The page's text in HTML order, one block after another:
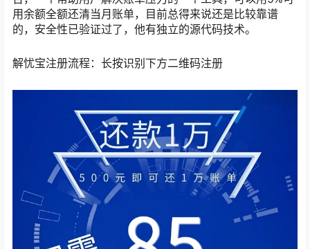
用余额全额还清当月账单，目前总得来说还是比较靠谱
的，安全性已验证过了，他有独立的源代码技术。
解忧宝注册流程：长按识别下方二维码注册